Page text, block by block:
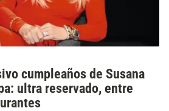
cumpleaños de Susana
ultra reservado, entre